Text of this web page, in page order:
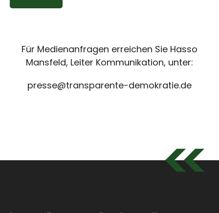
Für Medienanfragen erreichen Sie Hasso
Mansfeld, Leiter Kommunikation, unter:
presse@transparente-demokratie.de